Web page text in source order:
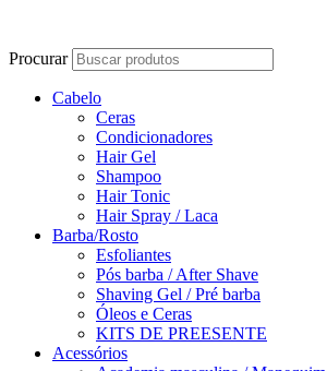
Procurar
Cabelo
Ceras
Condicionadores
Hair Gel
Shampoo
Hair Tonic
Hair Spray / Laca
Barba/Rosto
Esfoliantes
Pós barba / After Shave
Shaving Gel / Pré barba
Óleos e Ceras
KITS DE PREESENTE
Acessórios